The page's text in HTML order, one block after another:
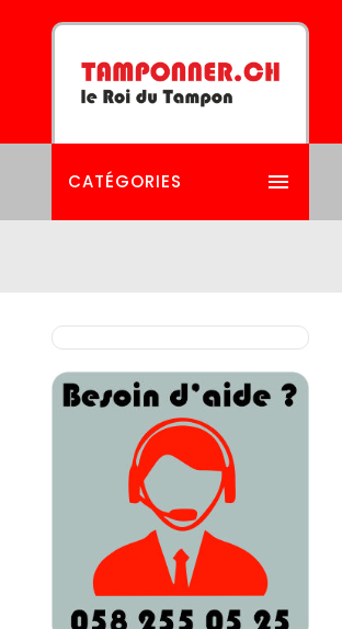
CATÉGORIES 